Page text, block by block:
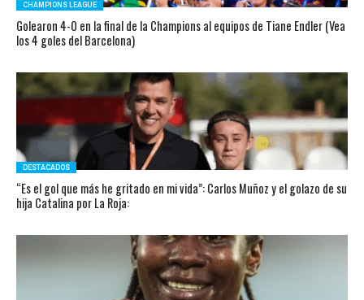
CHAMPIONS LEAGUE
Golearon 4-0 en la final de la Champions al equipos de Tiane Endler (Vea
los 4 goles del Barcelona)
DESTACADOS
“Es el gol que más he gritado en mi vida”: Carlos Muñoz y el golazo de su
hija Catalina por La Roja: